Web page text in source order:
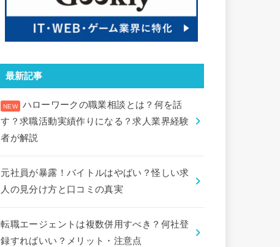
最新記事
ハローワークの職業相談とは？何を話
す？求職活動実績作りになる？求人業界経験
者が解説
元社員が暴露！バイトルはやばい？怪しい求
人の見分け方と口コミの真実
転職エージェントは複数併用すべき？何社登
録すればいい？メリット・注意点